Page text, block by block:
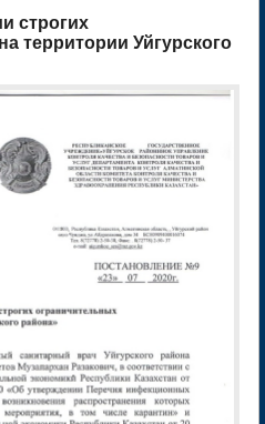
строгих
территории Уйгурского